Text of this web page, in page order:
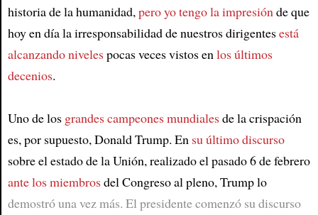
Article
historia de la humanidad,pero yo tengo la impresiónde que
hoy en día la irresponsabilidad de nuestros dirigentesestá
alcanzando nivelespocas veces vistos enlos últimos
decenios.
Uno de los grandes campeones mundialesde la crispación
es, por supuesto, Donald Trump. En su último discurso
sobre el estado de la Unión, realizado el pasado 6 de febrero
ante los miembrosdel Congreso al pleno, Trump lo
demostró una vez más. El presidente comenzó su discurso